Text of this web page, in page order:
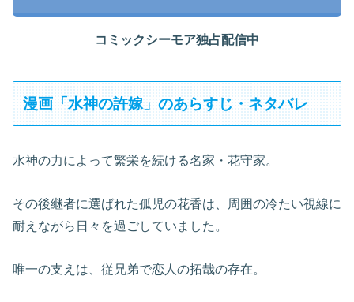
コミックシーモア独占配信中
漫画「水神の許嫁」のあらすじ・ネタバレ
水神の力によって繁栄を続ける名家・花守家。
その後継者に選ばれた孤児の花香は、周囲の冷たい視線に
耐えながら日々を過ごしていました。
唯一の支えは、従兄弟で恋人の拓哉の存在。